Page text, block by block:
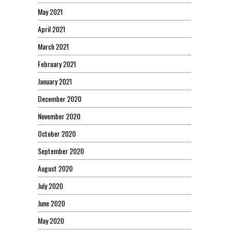
May 2021
April 2021
March 2021
February 2021
January 2021
December 2020
November 2020
October 2020
September 2020
August 2020
July 2020
June 2020
May 2020